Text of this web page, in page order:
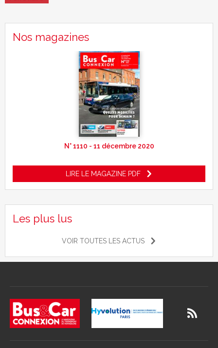
Nos magazines
N° 1110 - 11 décembre 2020
LIRE LE MAGAZINE PDF
Les plus lus
VOIR TOUTES LES ACTUS